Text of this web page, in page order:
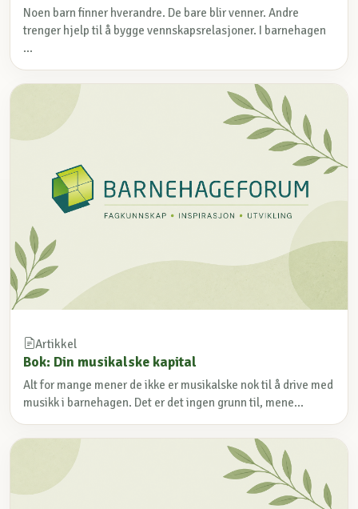
Noen barn finner hverandre. De bare blir venner. Andre
trenger hjelp til å bygge vennskapsrelasjoner. I barnehagen
...
Artikkel
Bok: Din musikalske kapital
Alt for mange mener de ikke er musikalske nok til å drive med
musikk i barnehagen. Det er det ingen grunn til, mene...